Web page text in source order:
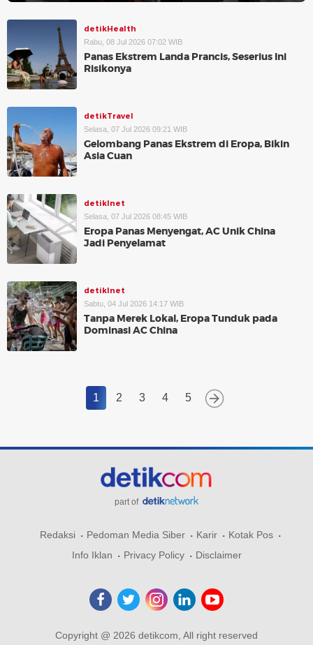
detikHealth
Rabu, 08 Jul 2026 07:02 WIB
Panas Ekstrem Landa Prancis, Seserius Ini
Risikonya
detikTravel
Selasa, 07 Jul 2026 09:21 WIB
Gelombang Panas Ekstrem di Eropa, Bikin
Asia Cuan
detikInet
Selasa, 07 Jul 2026 08:45 WIB
Eropa Panas Menyengat, AC Unik China
Jadi Penyelamat
detikInet
Sabtu, 04 Jul 2026 14:17 WIB
Tanpa Merek Lokal, Eropa Tunduk pada
Dominasi AC China
1 2 3 4 5
part of
Redaksi Pedoman Media Siber Karir
Kotak Pos
Info Iklan
Privacy Policy Disclaimer
Copyright @ 2026 detikcom, All right reserved